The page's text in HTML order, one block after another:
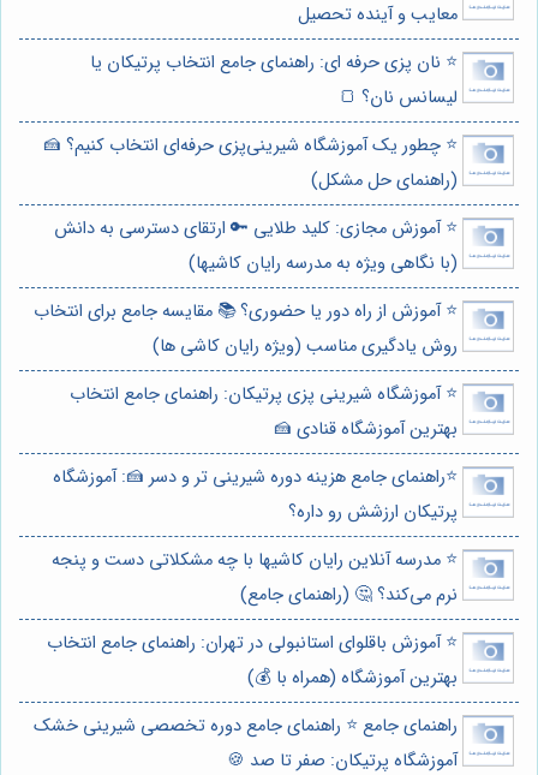
معایب و آینده تحصیل
⭐️ نان پزی حرفه ای: راهنمای جامع انتخاب پرتیکان یا
لیسانس نان؟ 🍞
⭐️ چطور یک آموزشگاه شیرینی‌پزی حرفه‌ای انتخاب کنیم؟ 🍰
(راهنمای حل مشکل)
⭐️ آموزش مجازی: کلید طلایی 🔑 ارتقای دسترسی به دانش
(با نگاهی ویژه به مدرسه رایان کاشیها)
⭐️ آموزش از راه دور یا حضوری؟ 📚 مقایسه جامع برای انتخاب
روش یادگیری مناسب (ویژه رایان کاشی ها)
⭐️ آموزشگاه شیرینی پزی پرتیکان: راهنمای جامع انتخاب
بهترین آموزشگاه قنادی 🍰
⭐️راهنمای جامع هزینه دوره شیرینی تر و دسر 🍰: آموزشگاه
پرتیکان ارزشش رو داره؟
⭐️ مدرسه آنلاین رایان کاشیها با چه مشکلاتی دست و پنجه
نرم می‌کند؟ 🤔 (راهنمای جامع)
⭐️ آموزش باقلوای استانبولی در تهران: راهنمای جامع انتخاب
بهترین آموزشگاه (همراه با 💰)
راهنمای جامع ⭐️ راهنمای جامع دوره تخصصی شیرینی خشک
آموزشگاه پرتیکان: صفر تا صد 🍪